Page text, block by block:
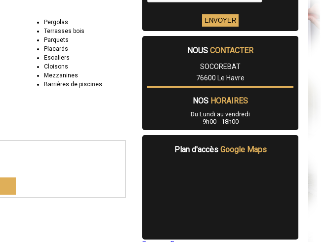
Pergolas
Terrasses bois
Parquets
Placards
Escaliers
Cloisons
Mezzanines
Barrières de piscines
NOUS CONTACTER
SOCOREBAT
76600 Le Havre
NOS HORAIRES
Du Lundi au vendredi
9h00 - 18h00
Plan d'accès Google Maps